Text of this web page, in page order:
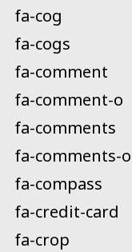
fa-cog
fa-cogs
fa-comment
fa-comment-o
fa-comments
fa-comments-o
fa-compass
fa-credit-card
fa-crop